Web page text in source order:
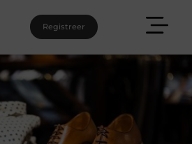
Registreer